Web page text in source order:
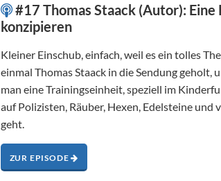
#17 Thomas Staack (Autor):
konzipieren
Kleiner Einschub, einfach, weil es ein tolles
einmal Thomas Staack in die Sendung geholt,
man eine Trainingseinheit, speziell im
auf Polizisten, Räuber, Hexen, Edelsteine und
geht.
ZUR EPISODE